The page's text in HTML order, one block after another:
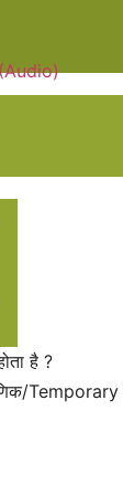
है ?
Temporary